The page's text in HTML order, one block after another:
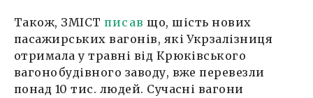
Також, ЗМІСТписав що, шість нових
пасажирських вагонів, які Укрзалізниця
отримала у травні від Крюківського
вагонобудівного заводу, вже перевезли
понад 10 тис. людей. Сучасні вагони